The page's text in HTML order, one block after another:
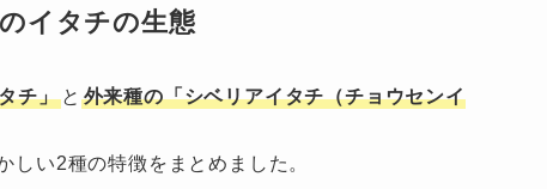
イタチの生態
チ」と 外来種の「シベリアイタチ（チョウセンイ
しい2種の特徴をまとめました。